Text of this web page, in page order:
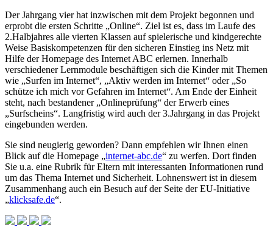
Der Jahrgang vier hat inzwischen mit dem Projekt begonnen und
erprobt die ersten Schritte „Online“. Ziel ist es, dass im Laufe des
2.Halbjahres alle vierten Klassen auf spielerische und kindgerechte
Weise Basiskompetenzen für den sicheren Einstieg ins Netz mit
Hilfe der Homepage des Internet ABC erlernen. Innerhalb
verschiedener Lernmodule beschäftigen sich die Kinder mit Themen
wie „Surfen im Internet“, „Aktiv werden im Internet“ oder „So
schütze ich mich vor Gefahren im Internet“. Am Ende der Einheit
steht, nach bestandener „Onlineprüfung“ der Erwerb eines
„Surfscheins“. Langfristig wird auch der 3.Jahrgang in das Projekt
eingebunden werden.
Sie sind neugierig geworden? Dann empfehlen wir Ihnen einen
Blick auf die Homepage „internet-abc.de“ zu werfen. Dort finden
Sie u.a. eine Rubrik für Eltern mit interessanten Informationen rund
um das Thema Internet und Sicherheit. Lohnenswert ist in diesem
Zusammenhang auch ein Besuch auf der Seite der EU-Initiative
„klicksafe.de“.